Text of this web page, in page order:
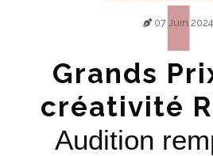
07 Juin 2024
Grands
créativité
Audition